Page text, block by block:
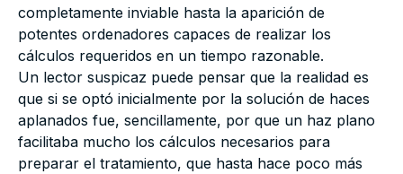
completamente inviable hasta la aparición de
potentes ordenadores capaces de realizar los
cálculos requeridos en un tiempo razonable.
Un lector suspicaz puede pensar que la realidad es
que si se optó inicialmente por la solución de haces
aplanados fue, sencillamente, por que un haz plano
facilitaba mucho los cálculos necesarios para
preparar el tratamiento, que hasta hace poco más